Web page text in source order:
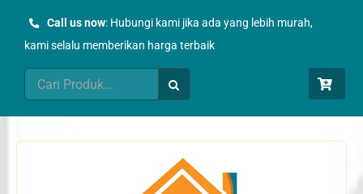
Call us now: Hubungi kami jika ada yang lebih murah,
kami selalu memberikan harga terbaik
Search
for: